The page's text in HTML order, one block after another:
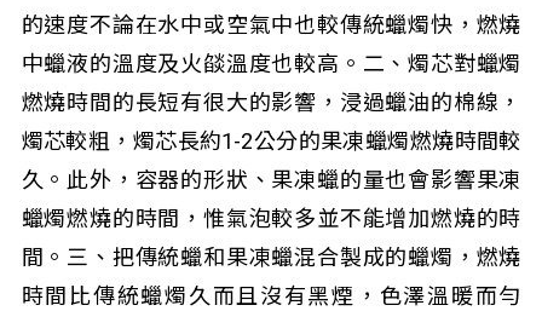
的速度不論在水中或空氣中也較傳統蠟燭快，燃燒
中蠟液的溫度及火燄溫度也較高。二、燭芯對蠟燭
燃燒時間的長短有很大的影響，浸過蠟油的棉線，
燭芯較粗，燭芯長約1-2公分的果凍蠟燭燃燒時間較
久。此外，容器的形狀、果凍蠟的量也會影響果凍
蠟燭燃燒的時間，惟氣泡較多並不能增加燃燒的時
間。三、把傳統蠟和果凍蠟混合製成的蠟燭，燃燒
時間比傳統蠟燭久而且沒有黑煙，色澤溫暖而勻